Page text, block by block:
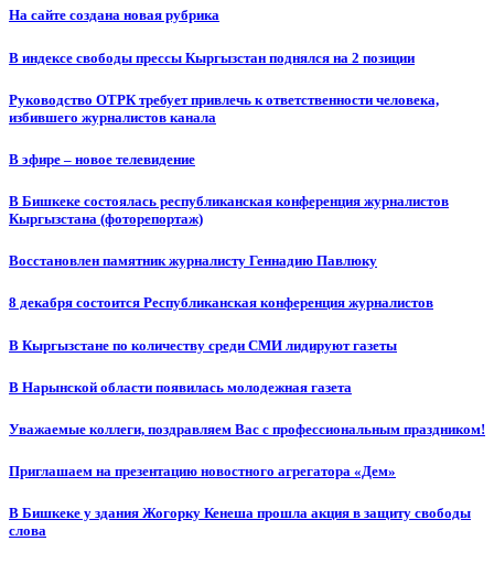
На сайте создана новая рубрика
В индексе свободы прессы Кыргызстан поднялся на 2 позиции
Руководство ОТРК требует привлечь к ответственности человека,
избившего журналистов канала
В эфире – новое телевидение
В Бишкеке состоялась республиканская конференция журналистов
Кыргызстана (фоторепортаж)
Восстановлен памятник журналисту Геннадию Павлюку
8 декабря состоится Республиканская конференция журналистов
В Кыргызстане по количеству среди СМИ лидируют газеты
В Нарынской области появилась молодежная газета
Уважаемые коллеги, поздравляем Вас с профессиональным праздником!
Приглашаем на презентацию новостного агрегатора «Дем»
В Бишкеке у здания Жогорку Кенеша прошла акция в защиту свободы
слова